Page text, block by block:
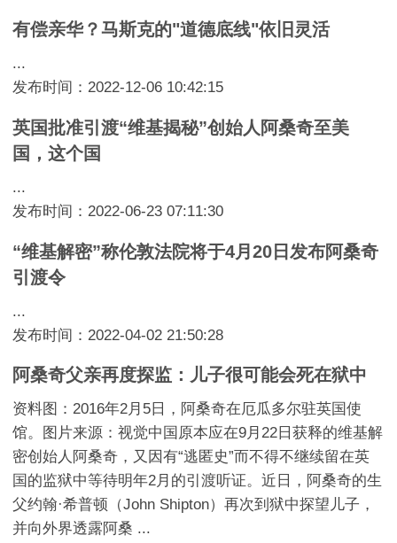
有偿亲华？马斯克的"道德底线"依旧灵活
...
发布时间：2022-12-06 10:42:15
英国批准引渡“维基揭秘”创始人阿桑奇至美
国，这个国
...
发布时间：2022-06-23 07:11:30
“维基解密”称伦敦法院将于4月20日发布阿桑奇
引渡令
...
发布时间：2022-04-02 21:50:28
阿桑奇父亲再度探监：儿子很可能会死在狱中
资料图：2016年2月5日，阿桑奇在厄瓜多尔驻英国使
馆。图片来源：视觉中国原本应在9月22日获释的维基解
密创始人阿桑奇，又因有“逃匿史”而不得不继续留在英
国的监狱中等待明年2月的引渡听证。近日，阿桑奇的生
父约翰·希普顿（John Shipton）再次到狱中探望儿子，
并向外界透露阿桑 ...